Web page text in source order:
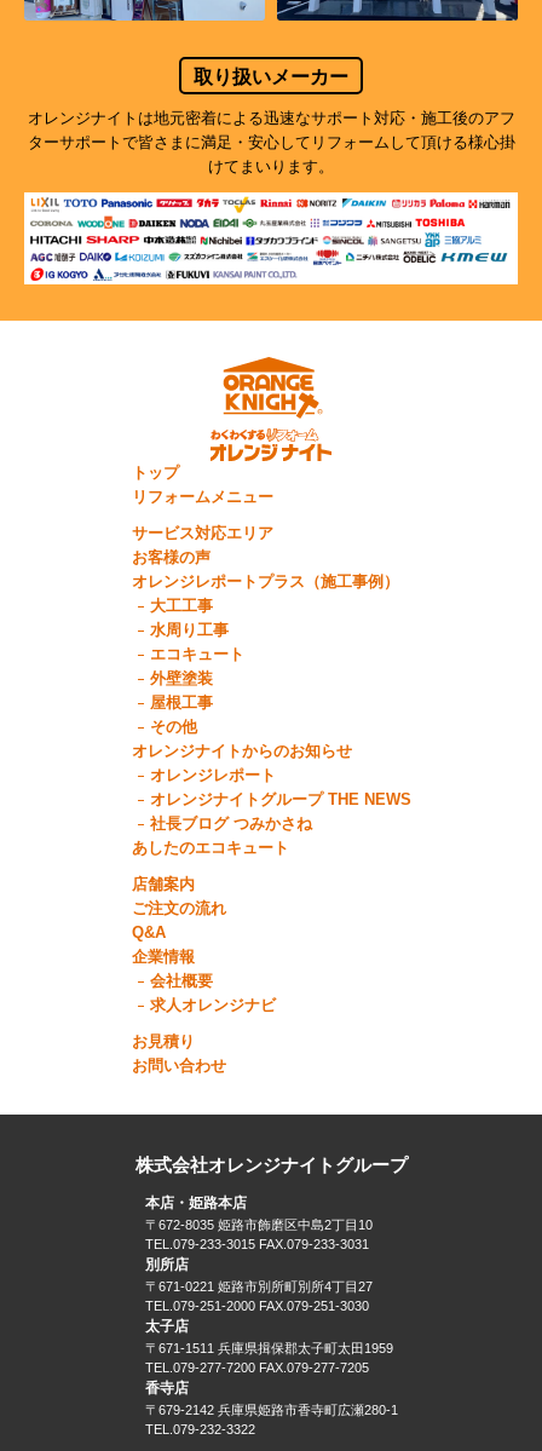
取り扱いメーカー
オレンジナイトは地元密着による迅速なサポート対応・施工後のアフ
ターサポートで皆さまに満足・安心してリフォームして頂ける様心掛
けてまいります。
トップ
リフォームメニュー
サービス対応エリア
お客様の声
オレンジレポートプラス（施工事例）
大工工事
水周り工事
エコキュート
外壁塗装
屋根工事
その他
オレンジナイトからのお知らせ
オレンジレポート
オレンジナイトグループ THE NEWS
社長ブログ つみかさね
あしたのエコキュート
店舗案内
ご注文の流れ
Q&A
企業情報
会社概要
求人オレンジナビ
お見積り
お問い合わせ
株式会社オレンジナイトグループ
本店・姫路本店
〒672-8035 姫路市飾磨区中島2丁目10
TEL.079-233-3015 FAX.079-233-3031
別所店
〒671-0221 姫路市別所町別所4丁目27
TEL.079-251-2000 FAX.079-251-3030
太子店
〒671-1511 兵庫県揖保郡太子町太田1959
TEL.079-277-7200 FAX.079-277-7205
香寺店
〒679-2142 兵庫県姫路市香寺町広瀬280-1
TEL.079-232-3322